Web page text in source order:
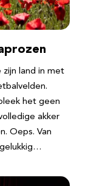
zijn land in met
het geen
akker
Oeps. Van